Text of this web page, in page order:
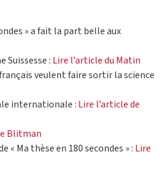
» a fait la part belle aux
Suissesse : Lire l’article du Matin
veulent faire sortir la science
internationale : Lire l’article de
Blitman
« Ma thèse en 180 secondes » : Lire